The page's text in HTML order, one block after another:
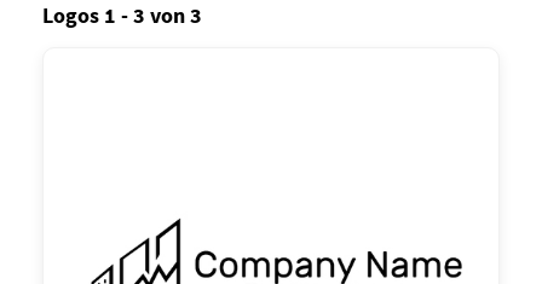
Logos 1 - 3 von 3